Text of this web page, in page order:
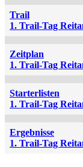
Trail
1. Trail-Tag
Zeitplan
1. Trail-Tag
Starterlisten
1. Trail-Tag
Ergebnisse
1. Trail-Tag